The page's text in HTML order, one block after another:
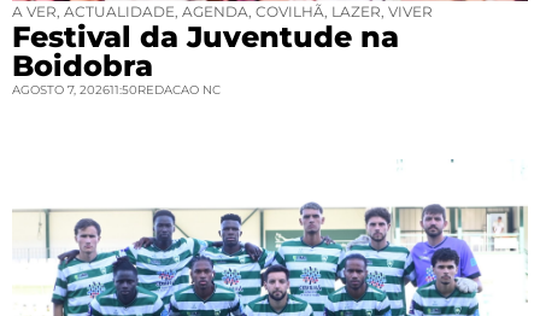
A VER ACTUALIDADE AGENDA COVILHÃ LAZER VIVER
Festival da Juventude na
Boidobra
AGOSTO 7, 202611:50REDACAO NC